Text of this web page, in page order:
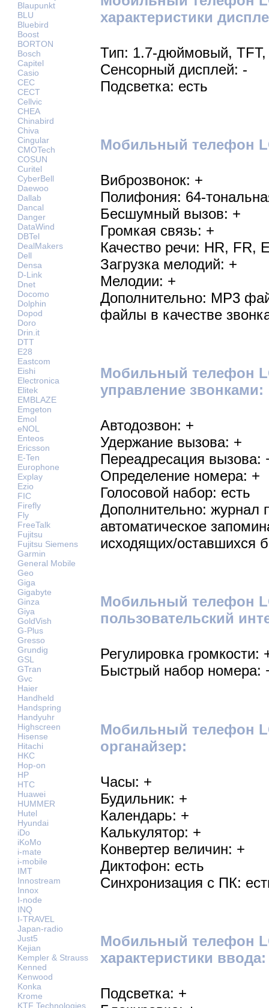
Blaupunkt
BLU
Bluebird
Boost
BORTON
Bosch
Capitel
Casio
CEC
CECT
Cellvic
CHEA
Chinabird
Chiva
Cingular
CMOTech
COSUN
Curitel
CyberBell
Daewoo
Dallab
Dancal
Danger
DataWind
DBTel
DealMakers
Dell
Densa
D-Link
Dnet
Docomo
Dolphin
Dopod
Doro
Drin.it
DTT
E28
Eastcom
Eishi
Electronica
Elitek
EMBLAZE
Emgeton
Emol
eNOL
Enteos
Ericsson
E-Ten
Europhone
Explay
Ezio
FIC
Firefly
Fly
FreeTalk
Fujitsu
Fujitsu Siemens
Garmin
General Mobile
Geo
Giga
Gigabyte
Ginza
Giya
GoldVish
G-Plus
Gresso
Grundig
GSL
GTran
Gvc
Haier
Handheld
Handspring
Handyuhr
Highscreen
Hisense
Hitachi
HKC
Hop-on
HP
HTC
Huawei
HUMMER
Hutel
Hyundai
iDo
iKoMo
i-mate
i-mobile
IMT
Innostream
Innox
I-node
INQ
I-TRAVEL
Japan-radio
Just5
Kejian
Kempler & Strauss
Kenned
Kenwood
Konka
Krome
KTF Technologies
характеристики
Тип: 1.7-дюймовый, TFT,
Сенсорный дисплей: -
Подсветка: есть
Мобильный телефон
Виброзвонок: +
Полифония: 64-
Бесшумный вызов: +
Громкая связь: +
Качество речи: HR, FR,
Загрузка мелодий: +
Мелодии: +
Дополнительно: MP3
файлы в качестве
Мобильный телефон
управление звонками:
Автодозвон: +
Удержание вызова: +
Переадресация вызова:
Определение номера: +
Голосовой набор: есть
Дополнительно: журнал
автоматическое
исходящих/оставшихся
Мобильный телефон
пользовательский
Регулировка громкости:
Быстрый набор номера:
Мобильный телефон
органайзер:
Часы: +
Будильник: +
Календарь: +
Калькулятор: +
Конвертер величин: +
Диктофон: есть
Синхронизация с ПК:
Мобильный телефон
характеристики ввода:
Подсветка: +